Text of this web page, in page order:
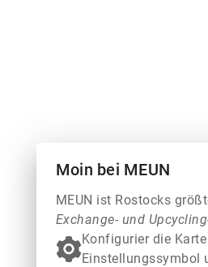
Moin bei MEUN
MEUN ist Rostocks
Exchange- und
Konfigurier die
Einstellungssymbol